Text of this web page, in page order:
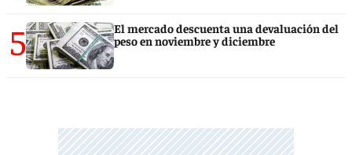
5
El mercado descuenta una devaluación del
peso en noviembre y diciembre